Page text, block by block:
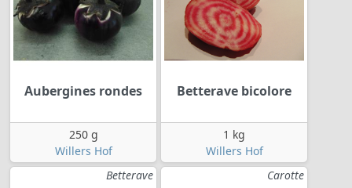
Aubergines rondes
250 g
Willers Hof
Betterave bicolore
1 kg
Willers Hof
Betterave
Carotte